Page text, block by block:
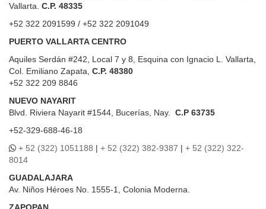
Vallarta. C.P. 48335
+52 322 2091599 / +52 322 2091049
PUERTO VALLARTA CENTRO
Aquiles Serdán #242, Local 7 y 8, Esquina con Ignacio L. Vallarta,
Col. Emiliano Zapata, C.P. 48380
+52 322 209 8846
NUEVO NAYARIT
Blvd.
Riviera Nayarit #1544, Bucerías, Nay. C.P 63735
+52-329-688-46-18
+ 52 (322) 1051188 | + 52 (322) 382-9387 | + 52 (322) 322-
8014
GUADALAJARA
Av. Niños Héroes No. 1555-1, Colonia Moderna.
ZAPOPAN